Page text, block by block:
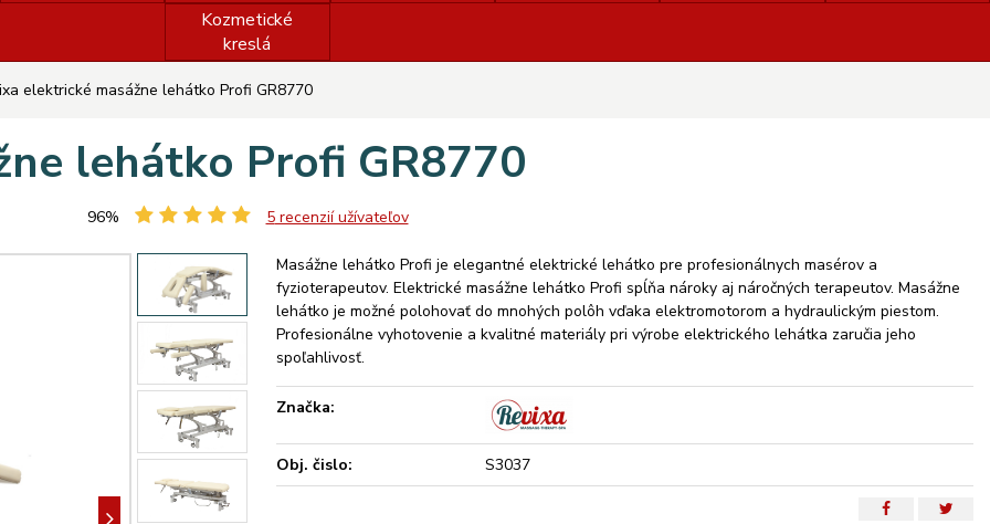
Kozmetické
kreslá
elektrické masážne lehátko Profi GR8770
lehátko Profi GR8770
96% 5recenzií užívateľov
Masážne lehátko Profi je elegantné elektrické lehátko pre profesionálnych masérov a
fyzioterapeutov. Elektrické masážne lehátko Profi spĺňa nároky aj náročných terapeutov. Masážne
lehátko je možné polohovať do mnohých polôh vďaka elektromotorom a hydraulickým piestom.
Profesionálne vyhotovenie a kvalitné materiály pri výrobe elektrického lehátka zaručia jeho
spoľahlivosť.
Značka:
Obj. čislo: S3037